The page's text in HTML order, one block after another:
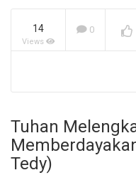
14
Views
0
Tuhan
Tedy)